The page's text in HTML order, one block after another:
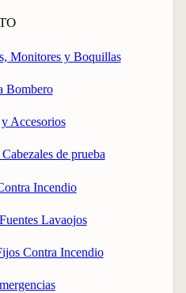
Monitores y Boquillas
Bombero
Accesorios
de prueba
Incendio
Lavaojos
Contra Incendio